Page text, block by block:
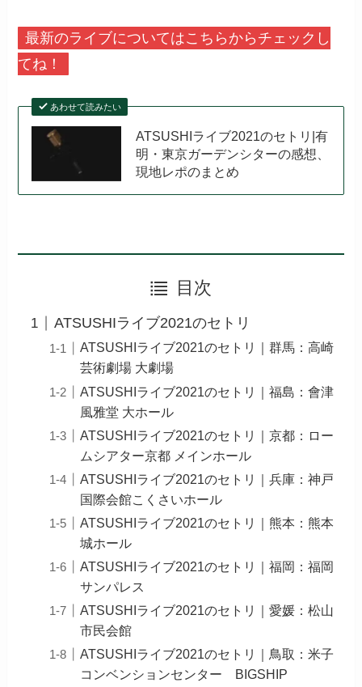
最新のライブについてはこちらからチェックし
てね！
あわせて読みたい
ATSUSHIライブ2021のセトリ|有
明・東京ガーデンシターの感想、
現地レポのまとめ
目次
ATSUSHIライブ2021のセトリ
ATSUSHIライブ2021のセトリ｜群馬：高崎
芸術劇場 大劇場
ATSUSHIライブ2021のセトリ｜福島：會津
風雅堂 大ホール
ATSUSHIライブ2021のセトリ｜京都：ロー
ムシアター京都 メインホール
ATSUSHIライブ2021のセトリ｜兵庫：神戸
国際会館こくさいホール
ATSUSHIライブ2021のセトリ｜熊本：熊本
城ホール
ATSUSHIライブ2021のセトリ｜福岡：福岡
サンパレス
ATSUSHIライブ2021のセトリ｜愛媛：松山
市民会館
ATSUSHIライブ2021のセトリ｜鳥取：米子
コンベンションセンター BIGSHIP